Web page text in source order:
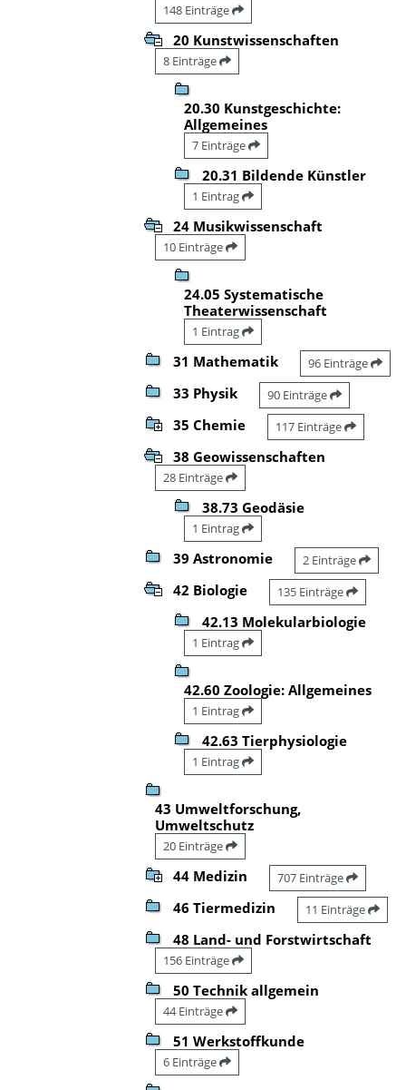
148 Einträge
20 Kunstwissenschaften
8 Einträge
20.30 Kunstgeschichte:
Allgemeines
7 Einträge
20.31 Bildende Künstler
1 Eintrag
24 Musikwissenschaft
10 Einträge
24.05 Systematische
Theaterwissenschaft
1 Eintrag
31 Mathematik 96 Einträge
33 Physik 90 Einträge
35 Chemie 117 Einträge
38 Geowissenschaften
28 Einträge
38.73 Geodäsie
1 Eintrag
39 Astronomie 2 Einträge
42 Biologie 135 Einträge
42.13 Molekularbiologie
1 Eintrag
42.60 Zoologie: Allgemeines
1 Eintrag
42.63 Tierphysiologie
1 Eintrag
43 Umweltforschung,
Umweltschutz
20 Einträge
44 Medizin 707 Einträge
46 Tiermedizin 11 Einträge
48 Land- und Forstwirtschaft
156 Einträge
50 Technik allgemein
44 Einträge
51 Werkstoffkunde
6 Einträge